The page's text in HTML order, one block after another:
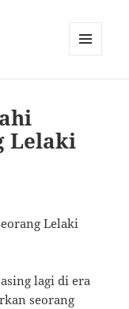
Lelaki
Lelaki
lagi di era
seorang